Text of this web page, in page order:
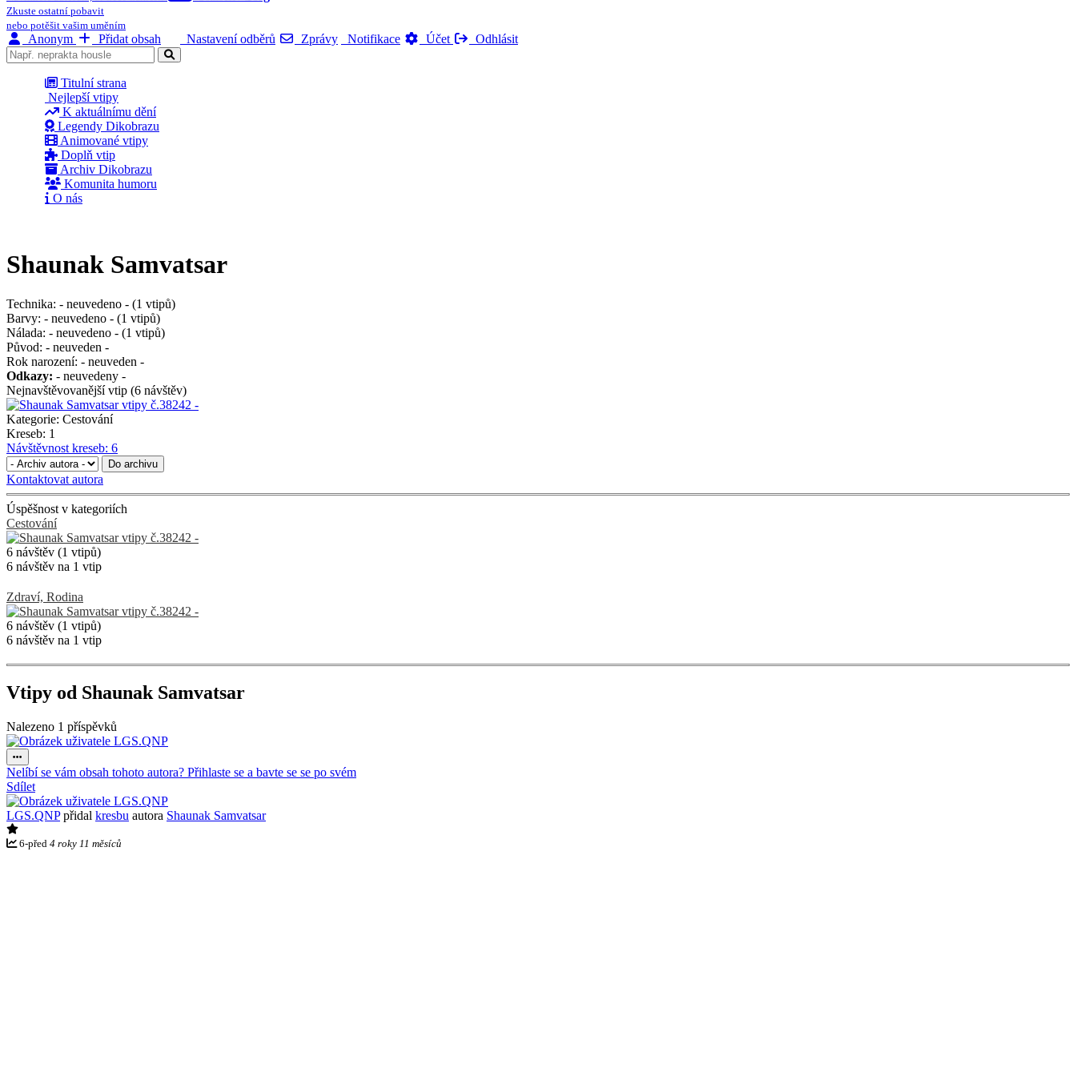
Zkuste ostatní pobavit
nebo potěšit vašim uměním
Anonym Přidat obsah Nastavení odběrů Zprávy Notifikace Účet Odhlásit
Titulní strana
Nejlepší vtipy
K aktuálnímu dění
Legendy Dikobrazu
Animované vtipy
Doplň vtip
Archiv Dikobrazu
Komunita humoru
O nás
Shaunak Samvatsar
Technika: - neuvedeno - (1 vtipů)
Barvy: - neuvedeno - (1 vtipů)
Nálada: - neuvedeno - (1 vtipů)
Původ: - neuveden -
Rok narození: - neuveden -
Odkazy: - neuvedeny -
Nejnavštěvovanější vtip (6 návštěv)
Kategorie: Cestování
Kreseb: 1
Návštěvnost kreseb: 6
Do archivu
Kontaktovat autora
Úspěšnost v kategoriích
Cestování
6 návštěv (1 vtipů)
6 návštěv na 1 vtip
Zdraví, Rodina
6 návštěv (1 vtipů)
6 návštěv na 1 vtip
Vtipy od Shaunak Samvatsar
Nalezeno 1 příspěvků
Nelíbí se vám obsah tohoto autora? Přihlaste se a bavte se se po svém
Sdílet
LGS.QNPpřidal kresbu autora Shaunak Samvatsar
6-před 4 roky 11 měsíců